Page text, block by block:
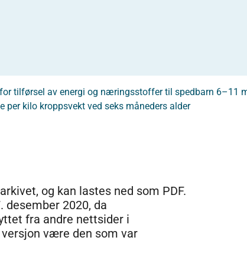
tilførsel av energi og næringsstoffer til spedbarn 6–11
kilo kroppsvekt ved seks måneders alder
og kan lastes ned som PDF.
desember 2020, da
fra andre nettsider i
være den som var